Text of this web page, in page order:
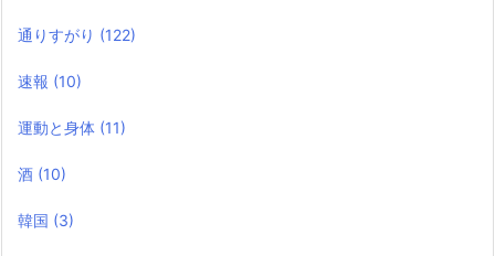
通りすがり (122)
速報 (10)
運動と身体 (11)
酒 (10)
韓国 (3)